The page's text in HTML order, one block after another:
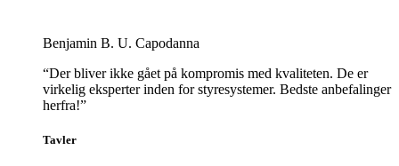
Benjamin B. U. Capodanna
“Der bliver ikke gået på kompromis med kvaliteten. De er
virkelig eksperter inden for styresystemer. Bedste anbefalinger
herfra!”
Tavler